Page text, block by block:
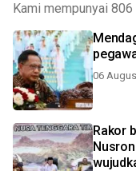
Kami mempunyai
06
Rakor